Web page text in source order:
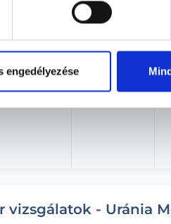
engedélyezése
Következő időpont:
vizsgálatok - Uránia